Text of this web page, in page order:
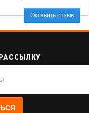
Оставить отзыв